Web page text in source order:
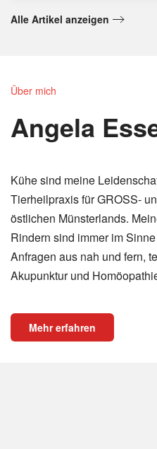
Alle Artikel anzeigen
Über mich
Angela
Kühe sind meine
Tierheilpraxis für GROSS-
östlichen Münsterlands.
Rindern sind immer im
Anfragen aus nah und fern,
Akupunktur und
Mehr erfahren